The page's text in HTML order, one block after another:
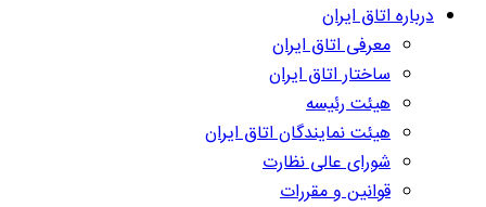
درباره اتاق ایران
معرفی اتاق ایران
ساختار اتاق ایران
هیئت رئیسه
هیئت نمایندگان اتاق ایران
شورای عالی نظارت
قوانین و مقررات